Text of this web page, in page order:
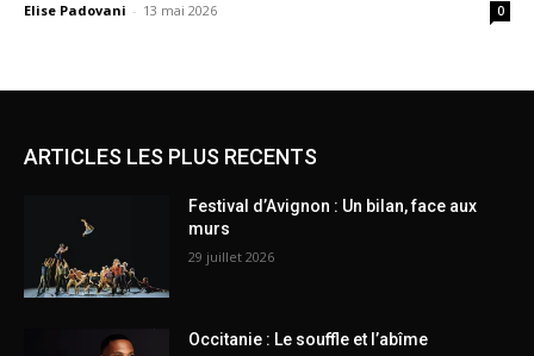
Elise Padovani - 13 mai 2026 0
ARTICLES LES PLUS RECENTS
Festival d’Avignon : Un bilan, face aux
murs
29 juillet 2026
Occitanie : Le souffle et l’abîme